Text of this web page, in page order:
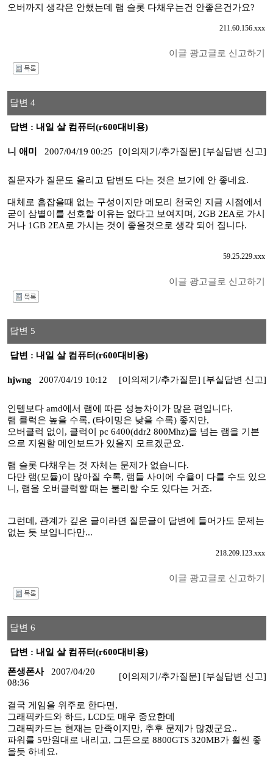
오버까지 생각은 안했는데 램 슬롯 다채우는건 안좋은건가요?
211.60.156.xxx
이글 광고글로 신고하기
답변 4
답변 : 내일 살 컴퓨터(r600대비용)
니 애미 2007/04/19 00:25 [이의제기/추가질문] [부실답변 신고]
질문자가 질문도 올리고 답변도 다는 것은 보기에 안 좋네요.
대체로 흠잡을때 없는 구성이지만 메모리 천국인 지금 시점에서
굳이 삼별이를 선호할 이유는 없다고 보여지며, 2GB 2EA로 가시
거나 1GB 2EA로 가시는 것이 좋을것으로 생각 되어 집니다.
59.25.229.xxx
이글 광고글로 신고하기
답변 5
답변 : 내일 살 컴퓨터(r600대비용)
hjwng 2007/04/19 10:12 [이의제기/추가질문] [부실답변 신고]
인텔보다 amd에서 램에 따른 성능차이가 많은 편입니다.
램 클럭은 높을 수록, (타이밍은 낮을 수록) 좋지만,
오버클럭 없이, 클럭이 pc 6400(ddr2 800Mhz)을 넘는 램을 기본
으로 지원할 메인보드가 있을지 모르겠군요.
램 슬롯 다채우는 것 자체는 문제가 없습니다.
다만 램(모듈)이 많아질 수록, 램들 사이에 수율이 다를 수도 있으
니, 램을 오버클럭할 때는 불리할 수도 있다는 거죠.
그런데, 관계가 깊은 글이라면 질문글이 답변에 들어가도 문제는
없는 듯 보입니다만...
218.209.123.xxx
이글 광고글로 신고하기
답변 6
답변 : 내일 살 컴퓨터(r600대비용)
폰생폰사
2007/04/20
08:36
[이의제기/추가질문] [부실답변 신고]
결국 게임을 위주로 한다면,
그래픽카드와 하드, LCD도 매우 중요한데
그래픽카드는 현재는 만족이지만, 추후 문제가 많겠군요..
파워를 5만원대로 내리고, 그돈으로 8800GTS 320MB가 훨씬 좋
을듯 하네요.